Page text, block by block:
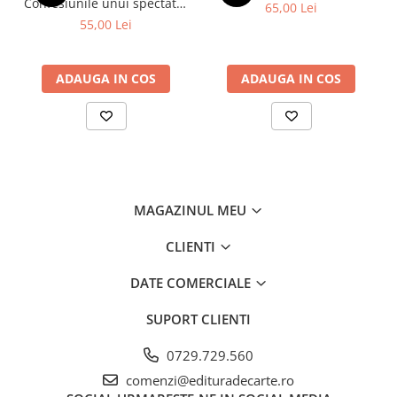
materializat prin alte metode și mijloace ce vor fi relevate
în cele ce urmează. (autorul)
fidel
55,00 Lei
ADAUGA IN COS
65,00 Lei
ADAUGA IN COS
MAGAZINUL MEU
CLIENTI
DATE COMERCIALE
SUPORT CLIENTI
0729.729.560
comenzi@edituradecarte.ro